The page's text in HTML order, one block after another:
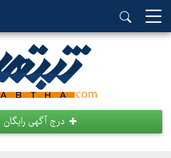
درج آگهی رایگان